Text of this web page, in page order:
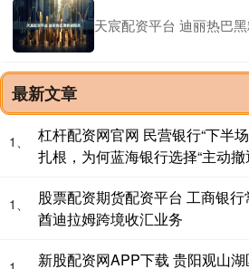
天宸配资平台 迪丽热巴
最新文章
1、
杠杆配资网官网 民营银行“下半
扎根，为何蓝海银行选择“主动撤
1、
股票配资期货配资平台 工商银
酋迪拉姆跨境收汇业务
新股配资网APP下载 贵阳观山湖